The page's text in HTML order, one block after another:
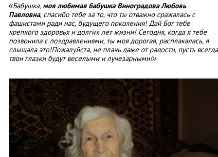
«Бабушка, моя любимая бабушка Виноградова Любовь
Павловна, спасибо тебе за то, что ты отважно сражалась с
фашистами ради нас, будущего поколения! Дай Бог тебе
крепкого здоровья и долгих лет жизни! Сегодня, когда я тебе
позвонила с поздравлениями, ты моя дорогая, расплакалась, я
слышала это!Пожалуйста, не плачь даже от радости, пусть всегда
твои глазки будут веселыми и лучезарными!»